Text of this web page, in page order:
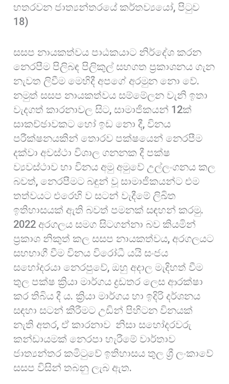
හතරවන ජාත්‍යන්තරයේ කර්තව්‍යයෝ, පිටුව
18)
සසප නායකත්වය පාඨකයාට නිර්දේශ කරන
නෙරපීම පිලිබඳ පිලිකුල් සහගත ප්‍රකාශනය ගැන
නැවත ලිවීම මෙහිදී අපගේ අරමුන නො වේ.
නමුත් සසප නායකත්වය සම්මේලන වැනි ඉතා
වැදගත් කාරනාවල සිට, සාමාජිකයන් 12ක්
සාකච්ඡාවකට හෝ ඉඩ නො දී, විනය
පරීක්ෂනයකින් තොරව පක්ෂයෙන් නෙරපීම
දක්වා අවස්ථා විශාල ගනනක දී පක්ෂ
ව්‍යවස්ථාව හා විනය අමු අමුවේ උල්ලංගනය කල
බවත්, නෙරපීමට බඳුන් වූ සාමාජිකයන්ට එම
තත්වයට එරෙහි ව සටන් වැදීමේ ලිඛිත
ඉතිහාසයක් ඇති බවත් පමනක් සඳහන් කරමු.
2022 අරගලය සමග සිටගන්නා බව කියමින්
ප්‍රකාශ නිකුත් කල සසප නායකත්වය, අරගලයට
සහභාගී වීම විනය විරෝධී යයි සංජය
සහෝදරයා නෙරපුවේ, ඔහු අදාල මැදිහත් වීම
තුල පක්ෂ ක්‍රියා මාර්ගය ද්‍රඩතර ලෙස ආරක්ෂා
කර තිබිය දී ය. ක්‍රියා මාර්ගය හා ඉදිරි දර්ශනය
සඳහා සටන් කිරීමට උඩින් පිහිටන විනයක්
නැති අතර, ඒ කාරනාව නිසා සහෝදරවරු
කන්ඩායමක් නෙරපා හැරීමේ වාර්තාව
ජාත්‍යන්තර කමිටුවේ ඉතිහාසය තුල ශ්‍රී ලංකාවේ
සසප විසින් තබනු ලැබ ඇත.